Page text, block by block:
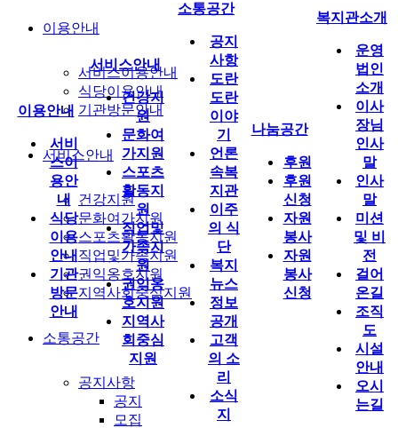
이용안내
서비스이용안내
식당이용안내
기관방문안내
서비스안내
건강지원
문화여가지원
스포츠활동지원
직업및가족지원
권익옹호지원
지역사회중심지원
소통공간
공지사항
공지
모집
이용안내
서비
스이
용안
내
식당
이용
안내
기관
방문
안내
서비스안내
건강지
원
문화여
가지원
스포츠
활동지
원
직업및
가족지
원
권익옹
호지원
지역사
회중심
지원
소통공간
공지
사항
도란
도란
이야
기
언론
속복
지관
이주
의 식
단
복지
뉴스
정보
공개
고객
의 소
리
소식
지
나눔공간
후원
후원
신청
자원
봉사
자원
봉사
신청
복지관소개
운영
법인
소개
이사
장님
인사
말
인사
말
미션
및 비
전
걸어
온길
조직
도
시설
안내
오시
는길